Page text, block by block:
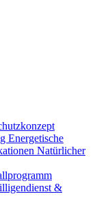
Energetische
Natürlicher
&